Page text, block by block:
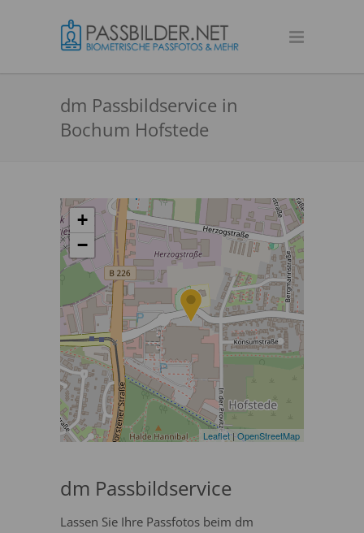
dm Passbildservice in
Bochum Hofstede
+
−
Leaflet|OpenStreetMap
dm Passbildservice
Lassen Sie Ihre Passfotos beim dm